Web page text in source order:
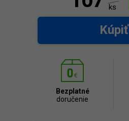
ks
Kúpiť
Bezplatné
doručenie